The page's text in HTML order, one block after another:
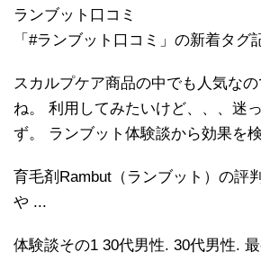
ランブット口コミ
「#ランブット口コミ」の新着タグ
スカルプケア商品の中でも人気な
ね。 利用してみたいけど、、、迷
ず。 ランブット体験談から効果を
育毛剤Rambut（ランブット）の評
や ...
体験談その1 30代男性. 30代男性.